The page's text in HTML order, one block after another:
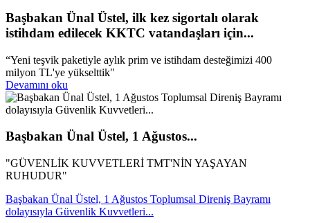
Başbakan Ünal Üstel, ilk kez sigortalı olarak
istihdam edilecek KKTC vatandaşları için...
“Yeni teşvik paketiyle aylık prim ve istihdam desteğimizi 400
milyon TL'ye yükselttik"
Devamını oku
Başbakan Ünal Üstel, 1 Ağustos...
"GÜVENLİK KUVVETLERİ TMT'NİN YAŞAYAN
RUHUDUR"
Başbakan Ünal Üstel, 1 Ağustos Toplumsal Direniş Bayramı
dolayısıyla Güvenlik Kuvvetleri...